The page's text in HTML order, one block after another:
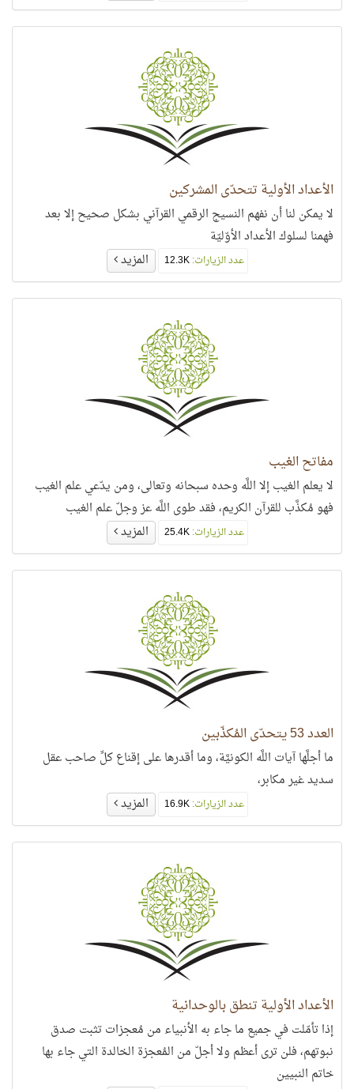
الأعداد الأولية تتحدّى المشركين
لا يمكن لنا أن نفهم النسيج الرقمي القرآني بشكل صحيح إلا بعد
فهمنا لسلوك الأعداد الأوّليّة
عدد الزيارات:12.3K المزيد
مفاتح الغيب
لا يعلم الغيب إلا اللَّه وحده سبحانه وتعالى، ومن يدّعي علم الغيب
فهو مُكذَّب للقرآن الكريم، فقد طوى اللَّه عز وجلّ علم الغيب
عدد الزيارات:25.4K المزيد
العدد 53 يتحدّى المُكذّبين
ما أجلَّها آيات اللَّه الكونيَّة، وما أقدرها على إقناع كلِّ صاحب عقل
سديد غير مكابر،
عدد الزيارات:16.9K المزيد
الأعداد الأولية تنطق بالوحدانية
إذا تأمّلت في جميع ما جاء به الأنبياء من مُعجزات تثبت صدق
نبوتهم، فلن ترى أعظم ولا أجلّ من المُعجزة الخالدة التي جاء بها
خاتم النبيين